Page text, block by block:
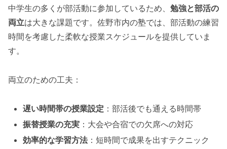
中学生の多くが部活動に参加しているため、 勉強と部活の
両立は大きな課題です。佐野市内の塾では、部活動の練習
時間を考慮した柔軟な授業スケジュールを提供していま
す。
両立のための工夫：
遅い時間帯の授業設定 ：部活後でも通える時間帯
振替授業の充実 ：大会や合宿での欠席への対応
効率的な学習方法：短時間で成果を出すテクニック